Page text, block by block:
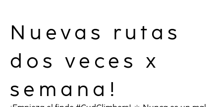
Nuevas rutas
dos veces x
semana!